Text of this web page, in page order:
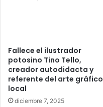
Fallece el ilustrador
potosino Tino Tello,
creador autodidacta y
referente del arte gráfico
local
diciembre 7, 2025